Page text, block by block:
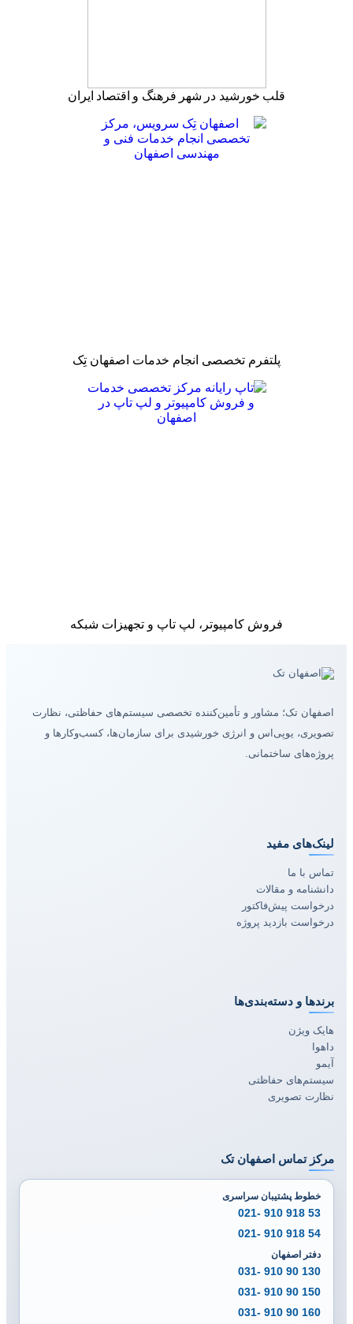
قلب خورشید در شهر فرهنگ و اقتصاد ایران
پلتفرم تخصصی انجام خدمات اصفهان تِک
فروش کامپیوتر، لپ تاپ و تجهیزات شبکه
اصفهان تک؛ مشاور و تأمین‌کننده تخصصی سیستم‌های حفاظتی، نظارت
تصویری، یوپی‌اس و انرژی خورشیدی برای سازمان‌ها، کسب‌وکارها و
پروژه‌های ساختمانی.
لینک‌های مفید
تماس با ما
دانشنامه و مقالات
درخواست پیش‌فاکتور
درخواست بازدید پروژه
برندها و دسته‌بندی‌ها
هایک ویژن
داهوا
آیمو
سیستم‌های حفاظتی
نظارت تصویری
مرکز تماس اصفهان تک
خطوط پشتیبان سراسری
53 918 910 -021
54 918 910 -021
دفتر اصفهان
130 90 910 -031
150 90 910 -031
160 90 910 -031